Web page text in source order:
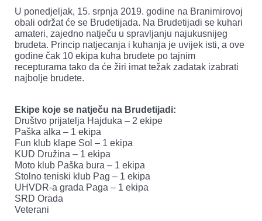
U ponedjeljak, 15. srpnja 2019. godine na Branimirovoj
obali održat će se Brudetijada. Na Brudetijadi se kuhari
amateri, zajedno natječu u spravljanju najukusnijeg
brudeta. Princip natjecanja i kuhanja je uvijek isti, a ove
godine čak 10 ekipa kuha brudete po tajnim
recepturama tako da će žiri imat težak zadatak izabrati
najbolje brudete.
Ekipe koje se natječu na Brudetijadi:
Društvo prijatelja Hajduka – 2 ekipe
Paška alka – 1 ekipa
Fun klub klape Sol – 1 ekipa
KUD Družina – 1 ekipa
Moto klub Paška bura – 1 ekipa
Stolno teniski klub Pag – 1 ekipa
UHVDR-a grada Paga – 1 ekipa
SRD Orada
Veterani